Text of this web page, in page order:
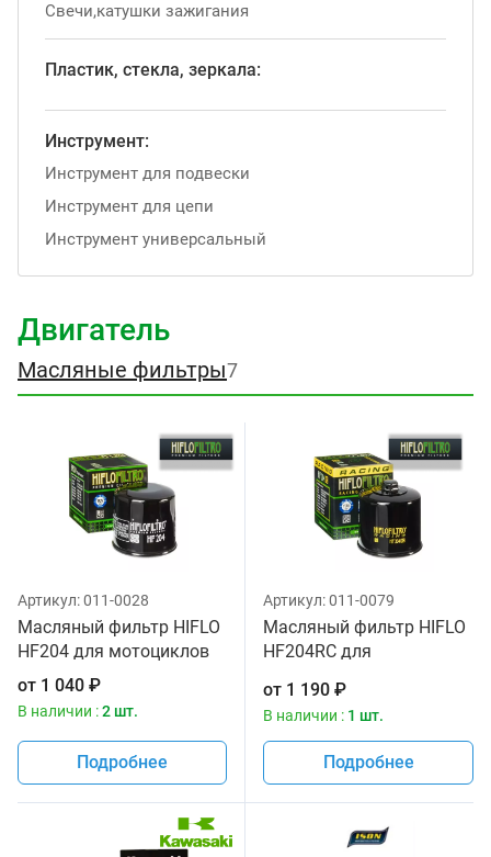
Свечи,катушки зажигания
Пластик, стекла, зеркала:
Инструмент:
Инструмент для подвески
Инструмент для цепи
Инструмент универсальный
Двигатель
Масляные фильтры7
Артикул:011-0028
Масляный фильтр HIFLO
HF204 для мотоциклов
от 1 040 ₽
В наличии :2 шт.
Подробнее
Артикул:011-0079
Масляный фильтр HIFLO
HF204RC для
от 1 190 ₽
В наличии : 1 шт.
Подробнее